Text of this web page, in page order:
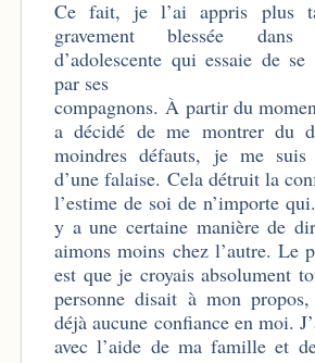
Ce fait, je l’ai appris plus
gravement blessée
d’adolescente qui essaie de
par ses
compagnons. À partir du
a décidé de me montrer du
moindres défauts, je me suis
d’une falaise. Cela détruit la
l’estime de soi de n’importe
y a une certaine manière de
aimons moins chez l’autre. Le
est que je croyais absolument
personne disait à mon
déjà aucune confiance en moi.
avec l’aide de ma famille et